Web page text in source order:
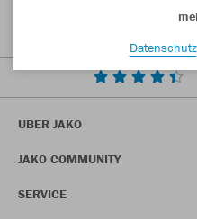
ÜBER JAKO
JAKO COMMUNITY
SERVICE
Datenschutz